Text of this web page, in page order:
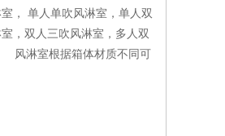
， 单人单吹风淋室，单人双
，双人三吹风淋室，多人双
风淋室根据箱体材质不同可